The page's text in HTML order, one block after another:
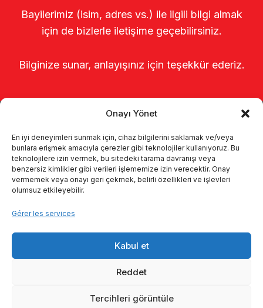
Onayı Yönet
En iyi deneyimleri sunmak için, cihaz bilgilerini saklamak ve/veya
bunlara erişmek amacıyla çerezler gibi teknolojiler kullanıyoruz. Bu
teknolojilere izin vermek, bu sitedeki tarama davranışı veya
benzersiz kimlikler gibi verileri işlememize izin verecektir. Onay
vermemek veya onayı geri çekmek, belirli özellikleri ve işlevleri
olumsuz etkileyebilir.
Gérer les services
Kabul et
Reddet
Tercihleri görüntüle
Bayilerimiz (isim, adres vs.) ile ilgili bilgi almak
için de bizlerle iletişime geçebilirsiniz.
Bilginize sunar, anlayışınız için teşekkür ederiz.
Page d’accueil
À propos de nous
Kalite politikamız
Communication
© 2026 Enka Tarım